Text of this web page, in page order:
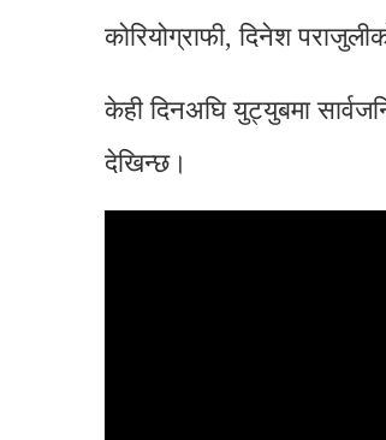
कोरियोग्राफी, दिनेश
केही दिनअघि युट्युबमा
देखिन्छ।